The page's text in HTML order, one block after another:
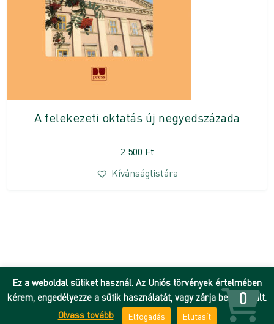
A felekezeti oktatás új negyedszázada
2 500 Ft
Kívánságlistára
Ez a weboldal sütiket használ. Az Uniós törvények értelmében
kérem, engedélyezze a sütik használatát, vagy zárja be az oldalt.
Olvass tovább
Elfogadás Elutasít
0